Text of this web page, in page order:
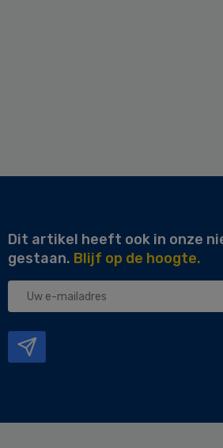
Dit artikel heeft ook in onze
gestaan. Blijf op de hoogte.
Uw